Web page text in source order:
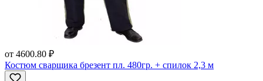
от 4600.80 ₽
Костюм сварщика брезент пл. 480гр. + спилок 2,3 м